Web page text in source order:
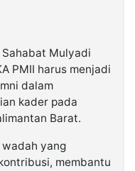
Mulyadi
PMII harus menjadi
dalam
kader pada
Barat.
wadah yang
membantu